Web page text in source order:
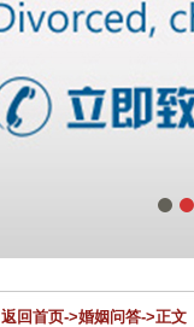
3
返回首页->婚姻问答->正文